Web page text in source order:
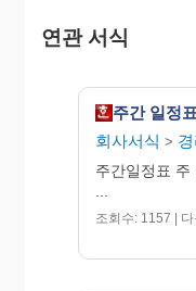
연관 서식
주간 일정표
회사서식 >
주간일정표
조회수: 1157 |